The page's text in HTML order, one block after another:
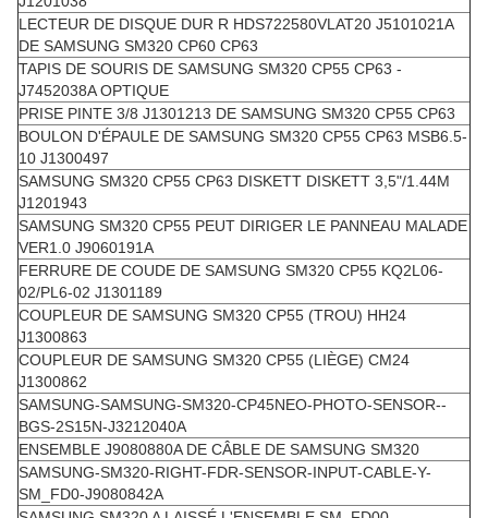
LECTEUR DE DISQUE DUR R HDS722580VLAT20 J5101021A
DE SAMSUNG SM320 CP60 CP63
TAPIS DE SOURIS DE SAMSUNG SM320 CP55 CP63 -
J7452038A OPTIQUE
PRISE PINTE 3/8 J1301213 DE SAMSUNG SM320 CP55 CP63
BOULON D'ÉPAULE DE SAMSUNG SM320 CP55 CP63 MSB6.5-
10 J1300497
SAMSUNG SM320 CP55 CP63 DISKETT DISKETT 3,5"/1.44M
J1201943
SAMSUNG SM320 CP55 PEUT DIRIGER LE PANNEAU MALADE
VER1.0 J9060191A
FERRURE DE COUDE DE SAMSUNG SM320 CP55 KQ2L06-
02/PL6-02 J1301189
COUPLEUR DE SAMSUNG SM320 CP55 (TROU) HH24
J1300863
COUPLEUR DE SAMSUNG SM320 CP55 (LIÈGE) CM24
J1300862
SAMSUNG-SAMSUNG-SM320-CP45NEO-PHOTO-SENSOR--
BGS-2S15N-J3212040A
ENSEMBLE J9080880A DE CÂBLE DE SAMSUNG SM320
SAMSUNG-SM320-RIGHT-FDR-SENSOR-INPUT-CABLE-Y-
SM_FD0-J9080842A